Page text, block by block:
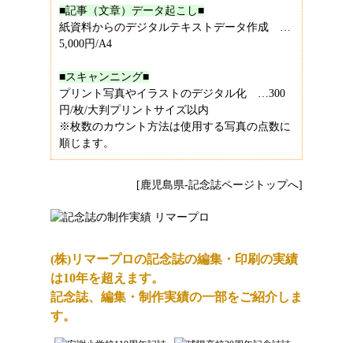
■記事（文章）データ起こし■
紙資料からのデジタルテキストデータ作成 …
5,000円/A4
■スキャンニング■
プリント写真やイラストのデジタル化 …300
円/枚/大判プリントサイズ以内
※枚数のカウント方法は使用する写真の点数に
順じます。
[鹿児島県-記念誌ページトップへ]
(株)リマープロの記念誌の編集・印刷の実績
は10年を超えます。
記念誌、編集・制作実績の一部をご紹介しま
す。